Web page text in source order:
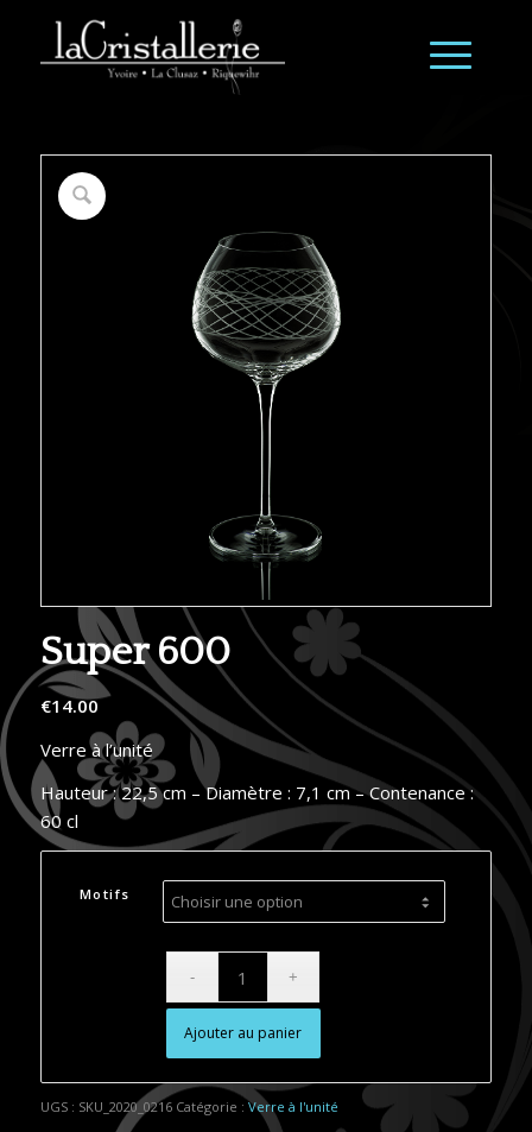
Super 600
€14.00
Verre à l’unité
Hauteur : 22,5 cm – Diamètre : 7,1 cm – Contenance :
60 cl
Motifs
Ajouter au panier
Alternative:
UGS : SKU_2020_0216 Catégorie : Verre à l'unité